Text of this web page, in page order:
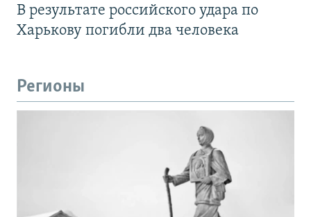
В результате российского удара по
Харькову погибли два человека
Регионы